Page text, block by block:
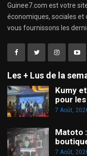
Guinee7.com est votre
économiques, sociales et
vous fournissons les
Les + Lus de la
Kumy
pour
7 Août,
Matoto
7 Août,